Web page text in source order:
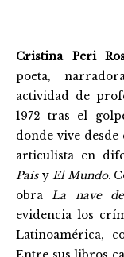
Cristina Peri
poeta,
actividad de
1972 tras el
donde vive
articulista en
Paísy El Mundo.
obraLa nave
evidencia los
Latinoamérica,